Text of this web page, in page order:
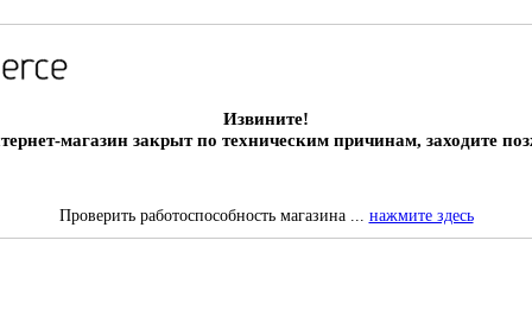
Извините!
магазин закрыт по техническим причинам, заходите
Проверить работоспособность магазина ... нажмите здесь